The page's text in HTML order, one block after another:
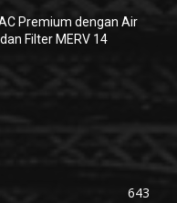
Premium dengan Air
Filter MERV 14
643